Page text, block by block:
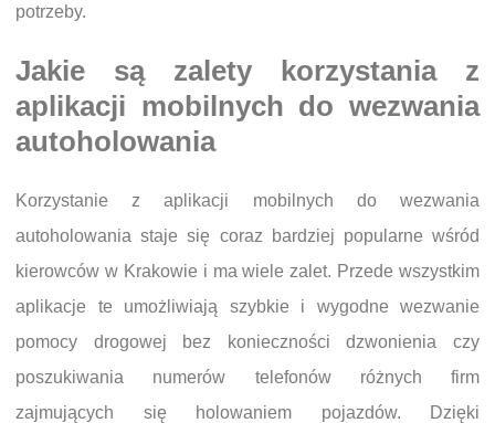
potrzeby.
Jakie są zalety korzystania z
aplikacji mobilnych do wezwania
autoholowania
Korzystanie z aplikacji mobilnych do wezwania
autoholowania staje się coraz bardziej popularne wśród
kierowców w Krakowie i ma wiele zalet. Przede wszystkim
aplikacje te umożliwiają szybkie i wygodne wezwanie
pomocy drogowej bez konieczności dzwonienia czy
poszukiwania numerów telefonów różnych firm
zajmujących się holowaniem pojazdów. Dzięki